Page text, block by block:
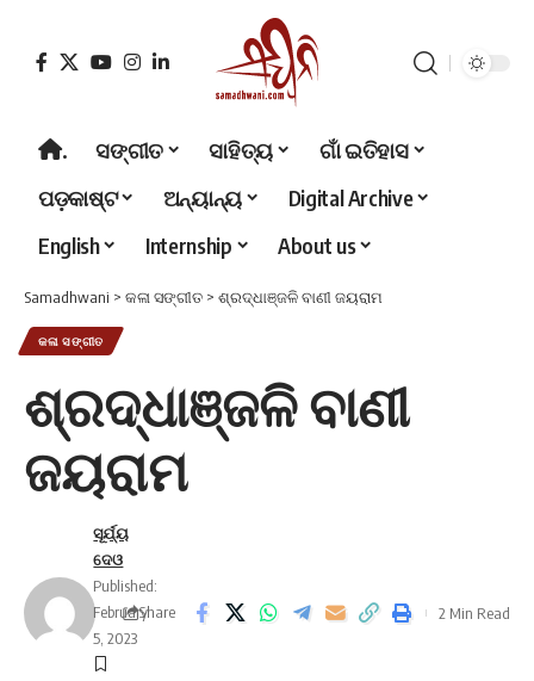
. ସଙ୍ଗୀତ ସାହିତ୍ୟ
ଗାଁ ଇତିହାସ
ପଡ଼କାଷ୍ଟ
ଅନ୍ୟାନ୍ୟ
Digital Archive
English
Internship About us
Samadhwani > କଳା ସଙ୍ଗୀତ > ଶ୍ରଦ୍ଧାଞ୍ଜଳି ବାଣୀ ଜୟରାମ
କଳା ସଙ୍ଗୀତ
ଶ୍ରଦ୍ଧାଞ୍ଜଳି ବାଣୀ
ଜୟରାମ
ସୂର୍ଯ୍ୟ
ଦେଓ
Published:
February
5, 2023
Share 2 Min Read